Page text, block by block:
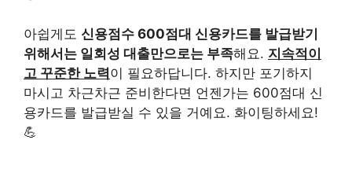
아쉽게도 신용점수 600점대 신용카드를 발급받기
위해서는 일회성 대출만으로는 부족해요. 지속적이
고 꾸준한 노력이 필요하답니다. 하지만 포기하지
마시고 차근차근 준비한다면 언젠가는 600점대 신
용카드를 발급받실 수 있을 거예요. 화이팅하세요!
💪